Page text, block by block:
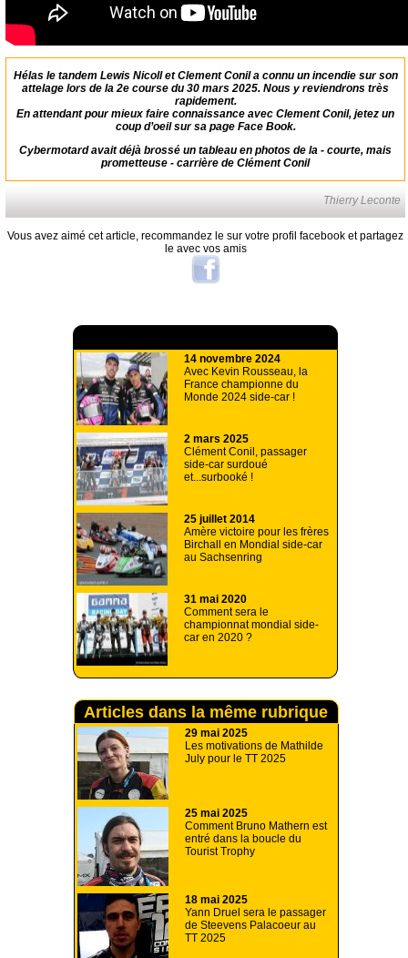
Hélas le tandem Lewis Nicoll et Clement Conil a connu un incendie sur son
attelage lors de la 2e course du 30 mars 2025. Nous y reviendrons très
rapidement.
En attendant pour mieux faire connaissance avec Clement Conil, jetez un
coup d’oeil sur sa page Face Book.
Cybermotard avait déjà brossé un tableau en photos de la - courte, mais
prometteuse - carrière deClément Conil
Thierry Leconte
Vous avez aimé cet article, recommandez le sur votre profil facebook et partagez
le avec vos amis
14 novembre 2024
Avec Kevin Rousseau, la
France championne du
Monde 2024 side-car !
2 mars 2025
Clément Conil, passager
side-car surdoué
et...surbooké !
25 juillet 2014
Amère victoire pour les frères
Birchall en Mondial side-car
au Sachsenring
31 mai 2020
Comment sera le
championnat mondial side-
car en 2020 ?
Articles dans la même rubrique
29 mai 2025
Les motivations de Mathilde
July pour le TT 2025
25 mai 2025
Comment Bruno Mathern est
entré dans la boucle du
Tourist Trophy
18 mai 2025
Yann Druel sera le passager
de Steevens Palacoeur au
TT 2025